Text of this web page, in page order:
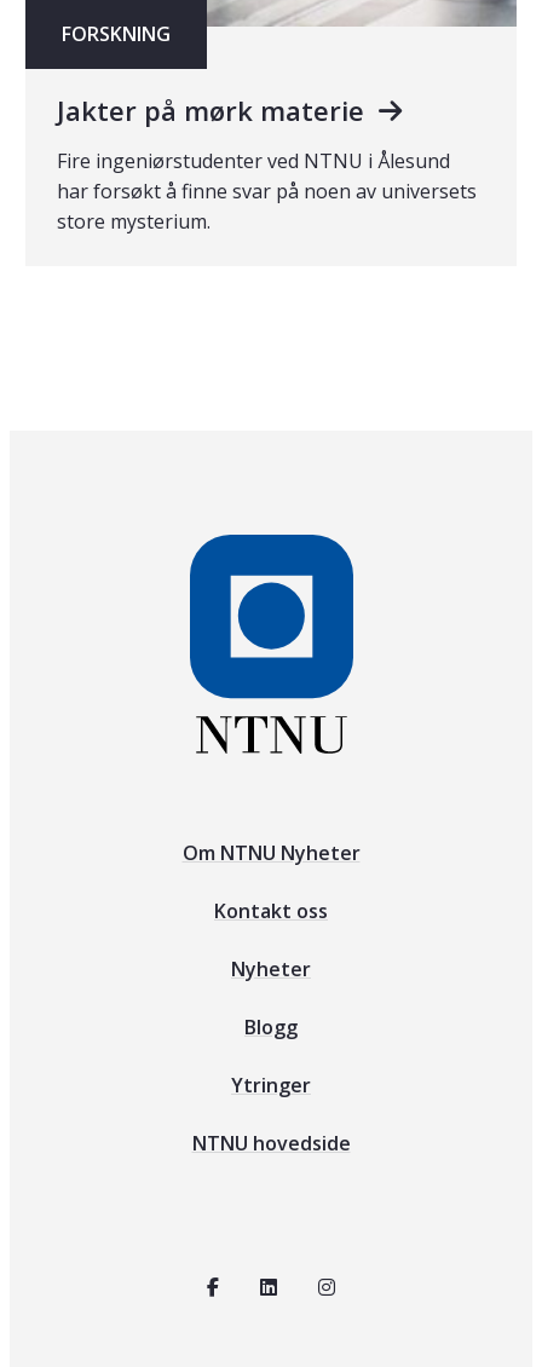
FORSKNING
Jakter på mørk materie
Fire ingeniørstudenter ved NTNU i Ålesund
har forsøkt å finne svar på noen av universets
store mysterium.
Om NTNU Nyheter
Kontakt oss
Nyheter
Blogg
Ytringer
NTNU hovedside